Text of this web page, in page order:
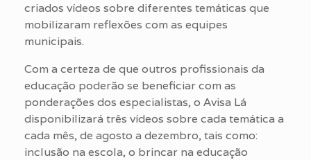
criados vídeos sobre diferentes temáticas que
mobilizaram reflexões com as equipes
municipais.
Com a certeza de que outros profissionais da
educação poderão se beneficiar com as
ponderações dos especialistas, o Avisa Lá
disponibilizará três vídeos sobre cada temática a
cada mês, de agosto a dezembro, tais como:
inclusão na escola, o brincar na educação